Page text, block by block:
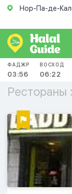
Нор-Па-де-
ФАДЖР
03:56
ВОСХОД
06:22
Рестораны